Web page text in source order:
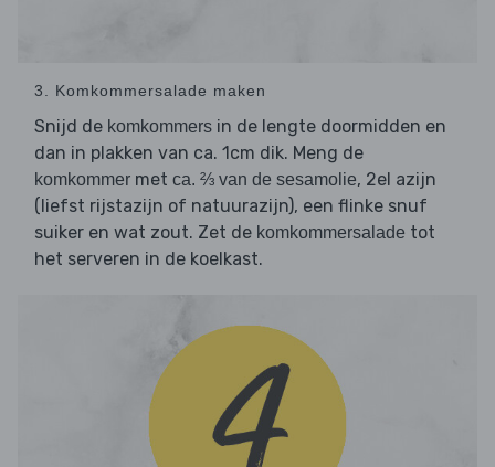
3. Komkommersalade maken
Snijd de komkommers in de lengte doormidden en
dan in plakken van ca. 1cm dik. Meng de
komkommer met ca. ⅔ van de sesamolie, 2el azijn
(liefst rijstazijn of natuurazijn), een flinke snuf
suiker en wat zout. Zet de komkommersalade tot
het serveren in de koelkast.